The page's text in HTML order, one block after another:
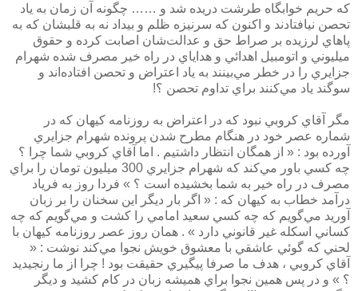
كه حريم خوابگاه طرشت دريده شد و …… چگونه آن زمان به ياد
تحصن نيافتادند و اكنون كه سرنيزه ظلم و بيداد نه به قلبشان كه به
پاهاي لرزيده بر صراط حق و عدالت‌شان اصابت كرده و حقوق
ميليوني و اتومبيل اهدائي و هداياي در راه خير مصرف شده شهرام
جزايري را در خطر مي‌بينند به ياد اعتراض و تحصن افتاده‌اند و
سوگند ياد مي‌كنند براي تداوم تحصن ؟!
مگر آقاي كروبي نبود كه در اعتراض به روزنامه كيهان كه در
شماره عصر خود در هنگام مطرح شدن پرونده شهرام جزايري
آورده بود :‌ « از همگان انتظار داشتيم . اما آقاي كروبي شما چرا ؟
چه كسي باور مي‌كند كه شهرام جزايري 300 ميليون تومان را براي
مصرف در راه خير به شما بخشيده است ؟ » فردا روز به فرياد
درآمد خطاب به كيهان كه : « اگر بار ديگر اين سخنان را بر زبان
آوريد مي‌گويم كه چه كسي سعيد امامي را كشت و مي‌گويم كه چه
كساني اسكله غير قانوني دارد » . همان روز عصر روزنامه كيهان با
لحني كه گوئي عاشقي با معشوق خويش نجوا مي‌كند نوشت : «
آقاي كروبي ، هدف ما صرفا پيگيري حقيقت بود ! چرا از ما رنجيديد
؟ » و در پس همين نجوا براي هميشه زبان در كام كشيد و ديگر